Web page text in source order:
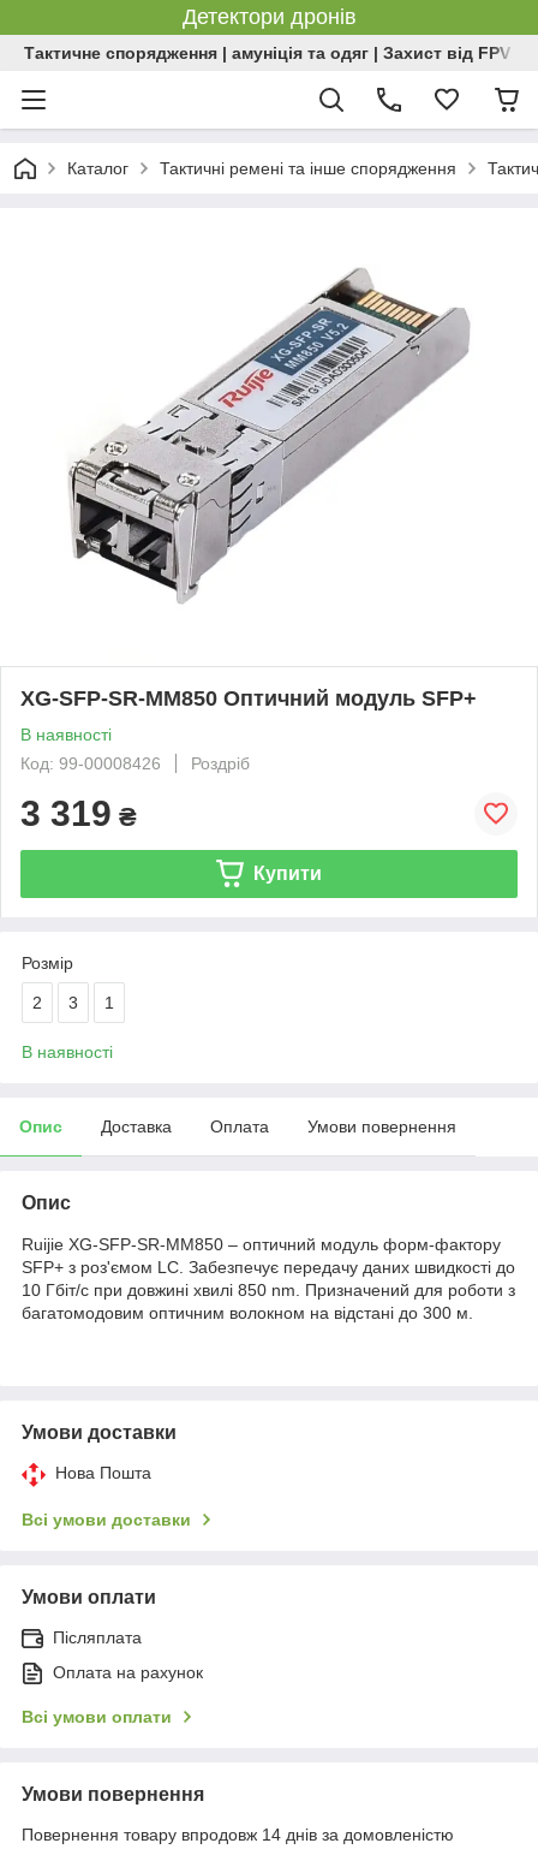
Детектори дронів
Тактичне спорядження | амуніція та одяг | Захист від FPV |
Каталог Тактичні ремені та інше спорядження
XG-SFP-SR-MM850 Оптичний модуль SFP+
В наявності
Код: 99-00008426
Роздріб
3 319 ₴
Купити
Розмір
2 3 1
В наявності
Опис Доставка Оплата Умови повернення
Опис
Ruijie XG-SFP-SR-MM850 – оптичний модуль форм-фактору
SFP+ з роз'ємом LC. Забезпечує передачу даних швидкості до
10 Гбіт/с при довжині хвилі 850 nm. Призначений для роботи з
багатомодовим оптичним волокном на відстані до 300 м.
Умови доставки
Нова Пошта
Всі умови доставки
Умови оплати
Післяплата
Оплата на рахунок
Всі умови оплати
Умови повернення
Повернення товару впродовж 14 днів за домовленістю